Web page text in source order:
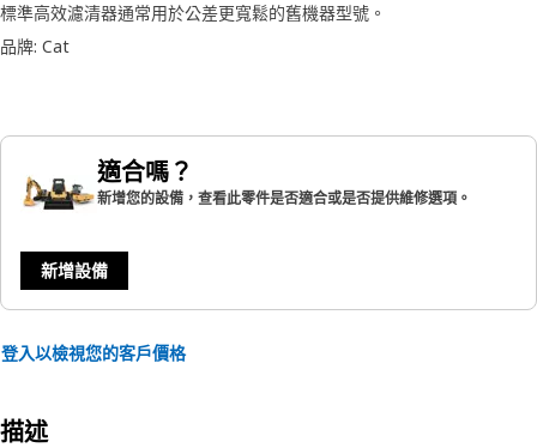
標準高效濾清器通常用於公差更寬鬆的舊機器型號。
品牌: Cat
適合嗎？
新增您的設備，查看此零件是否適合或是否提供維修選項。
新增設備
登入以檢視您的客戶價格
描述